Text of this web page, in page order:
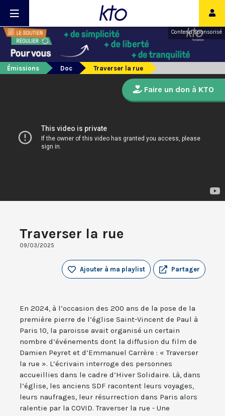
Contenu sponsorisé
Émissions Doc Traverser la rue
Traverser la rue
09/03/2025
Partager
Ajouter à ma playlist
En 2024, à l’occasion des 200 ans de la pose de la
première pierre de l’église Saint-Vincent de Paul à
Paris 10, la paroisse avait organisé un certain
nombre d’événements dont la diffusion du film de
Damien Peyret et d’Emmanuel Carrère : « Traverser
la rue ». L’écrivain interroge des personnes
accueillies dans le cadre d’Hiver Solidaire. Là, dans
l’église, les anciens SDF racontent leurs voyages,
leurs naufrages, leur résurrection dans Paris alors
ralentie par la COVID. Traverser la rue - Une
Faire un don à KTO